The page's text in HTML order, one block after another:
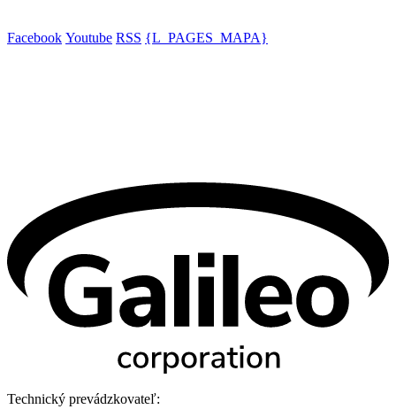
Facebook Youtube RSS {L_PAGES_MAPA}
Technický prevádzkovateľ: